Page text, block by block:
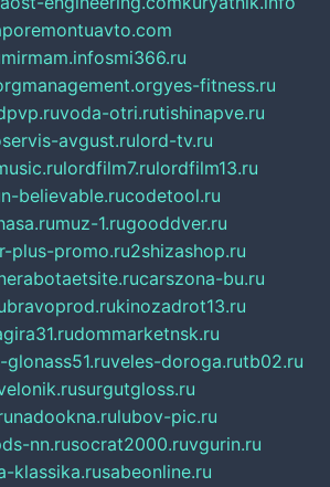
poremontuavto.com
mirmam.infosmi366.ru
yes-fitness.ru
voda-otri.rutishinapve.ru
avgust.rulord-tv.ru
lordfilm7.rulordfilm13.ru
believable.rucodetool.ru
muz-1.rugooddver.ru
plus-promo.ru2shizashop.ru
carszona-bu.ru
bravoprod.rukinozadrot13.ru
dommarketnsk.ru
glonass51.ruveles-doroga.rutb02.ru
surgutgloss.ru
nadookna.rulubov-pic.ru
nn.rusocrat2000.ruvgurin.ru
klassika.rusabeonline.ru